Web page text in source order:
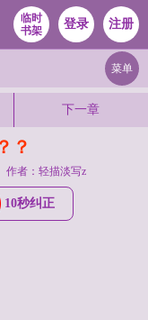
临时
书架
登录 注册
菜单
下一章
？
作者：轻描淡写z
10秒纠正